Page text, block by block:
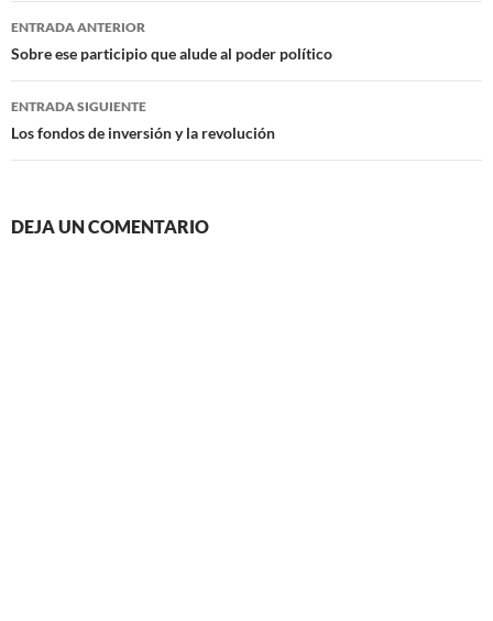
Navegación
de
entradas
ENTRADA ANTERIOR
Sobre ese participio que alude al poder político
ENTRADA SIGUIENTE
Los fondos de inversión y la revolución
DEJA UN COMENTARIO